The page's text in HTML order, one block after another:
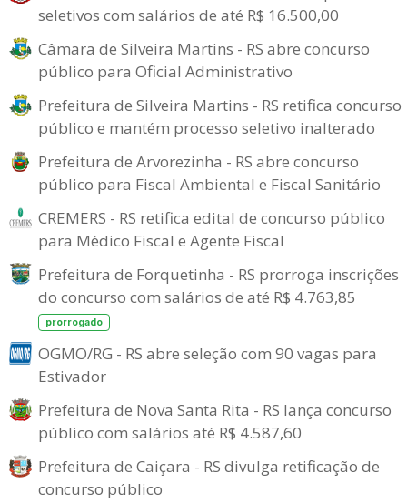
seletivos com salários de até R$ 16.500,00
Câmara de Silveira Martins - RS abre concurso
público para Oficial Administrativo
Prefeitura de Silveira Martins - RS retifica concurso
público e mantém processo seletivo inalterado
Prefeitura de Arvorezinha - RS abre concurso
público para Fiscal Ambiental e Fiscal Sanitário
CREMERS - RS retifica edital de concurso público
para Médico Fiscal e Agente Fiscal
Prefeitura de Forquetinha - RS prorroga inscrições
do concurso com salários de até R$ 4.763,85
prorrogado
OGMO/RG - RS abre seleção com 90 vagas para
Estivador
Prefeitura de Nova Santa Rita - RS lança concurso
público com salários até R$ 4.587,60
Prefeitura de Caiçara - RS divulga retificação de
concurso público